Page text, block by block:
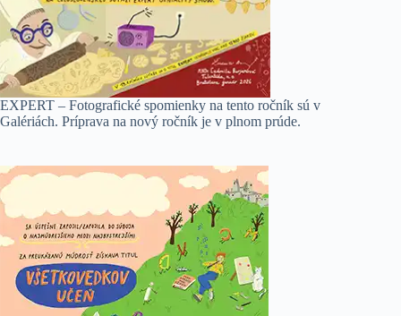
EXPERT – Fotografické spomienky na tento ročník sú v
Galériách. Príprava na nový ročník je v plnom prúde.